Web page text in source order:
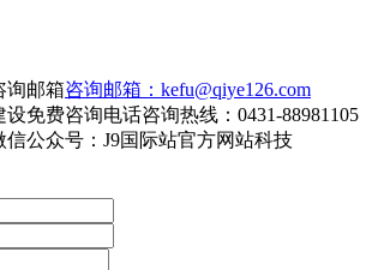
咨询邮箱：kefu@qiye126.com
咨询热线：0431-88981105
信公众号：J9国际站官方网站科技